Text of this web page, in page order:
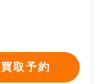
買取予約